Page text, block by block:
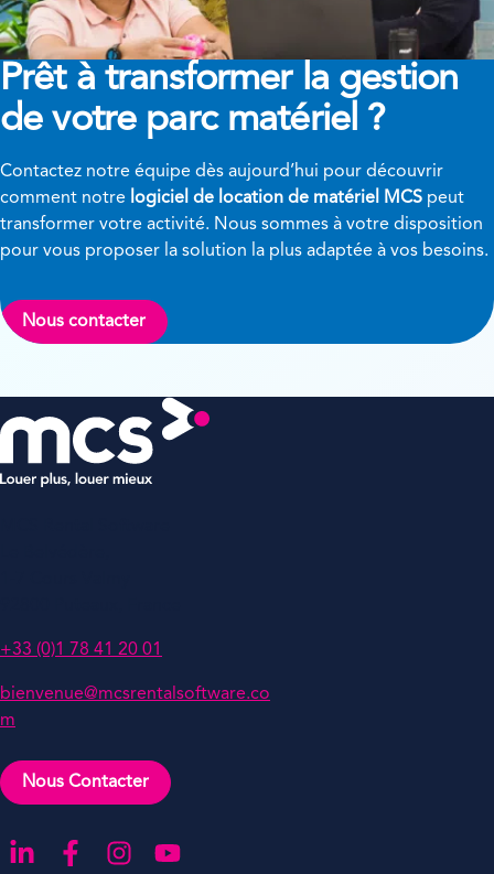
Prêt à transformer la gestion
de votre parc matériel ?
Contactez notre équipe dès aujourd’hui pour découvrir
comment notre logiciel de location de matériel MCS peut
transformer votre activité. Nous sommes à votre disposition
pour vous proposer la solution la plus adaptée à vos besoins.
Nous contacter
+33 (0)1 78 41 20 01
bienvenue@mcsrentalsoftware.co
m
Nous Contacter
Aller sur notre page LinkedIn
Aller sur notre page Facebook
Aller sur notre compte Instagram
Aller sur notre chaîne YouTube